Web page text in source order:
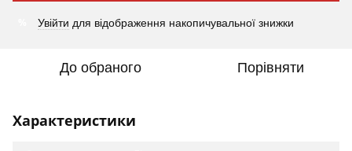
Увійти для відображення накопичувальної знижки
До обраного Порівняти
Характеристики